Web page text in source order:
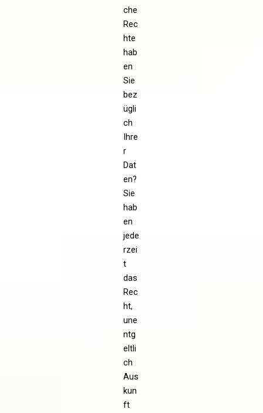
che
Rec
hte
hab
en
Sie
bez
ügli
ch
Ihre
r
Dat
en?
Sie
hab
en
jede
rzei
t
das
Rec
ht,
une
ntg
eltli
ch
Aus
kun
ft